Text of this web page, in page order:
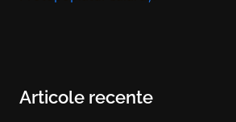
Articole recente